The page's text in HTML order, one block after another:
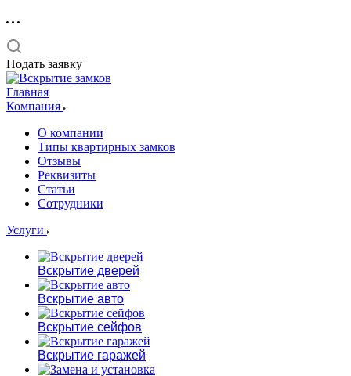
Подать заявку
Главная
Компания
О компании
Типы квартирных замков
Отзывы
Реквизиты
Статьи
Сотрудники
Услуги
Вскрытие дверей
Вскрытие авто
Вскрытие сейфов
Вскрытие гаражей